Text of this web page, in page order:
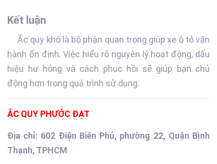
Kết luận
Ắc quy khô là bộ phận quan trọng giúp xe ô tô vận
hành ổn định. Việc hiểu rõ nguyên lý hoạt động, dấu
hiệu hư hỏng và cách phục hồi sẽ giúp bạn chủ
động hơn trong quá trình sử dụng.
ẮC QUY PHƯỚC ĐẠT
Địa chỉ: 602 Điện Biên Phủ, phường 22, Quận Bình
Thạnh, TPHCM